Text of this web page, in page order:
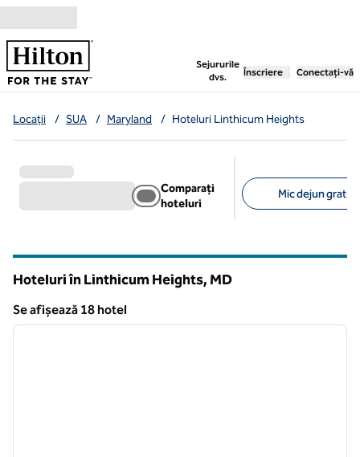
Salt la conținut
Sejururile
dvs.
, deschide o filă nouă
Înscriere Conectați-vă
Locații / SUA / Maryland / Hoteluri Linthicum Heights
Comparați
hoteluri
Mic dejun
Hoteluri în Linthicum Heights, MD
Se afișează 18 hotel
Se afișează 18 hotel
1 din 12